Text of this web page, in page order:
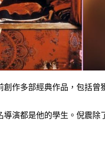
作多部經典作品，包括
演都是他的學生。倪震